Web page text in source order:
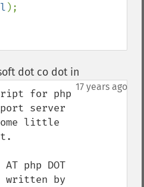
);
dot co dot in
17 years ago
for php
server
little
php DOT
written by